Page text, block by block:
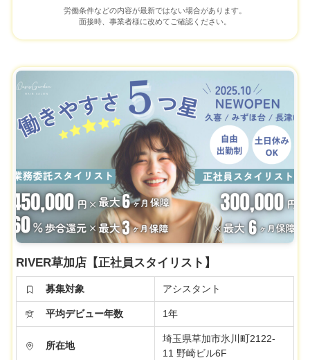
労働条件などの内容が最新ではない場合があります。
面接時、事業者様に改めてご確認ください。
RIVER草加店【正社員スタイリスト】
募集対象 アシスタント
平均デビュー年数 1年
所在地
埼玉県草加市氷川町2122-
11 野崎ビル6F